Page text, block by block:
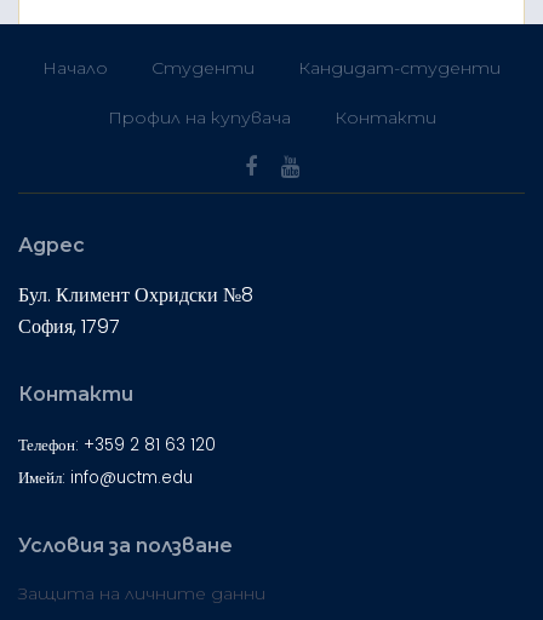
Начало Студенти Кандидат-студенти
Профил на купувача Контакти
Адрес
Бул. Климент Охридски №8
София, 1797
Контакти
Телефон: +359 2 81 63 120
Имейл: info@uctm.edu
Условия за ползване
Защита на личните данни